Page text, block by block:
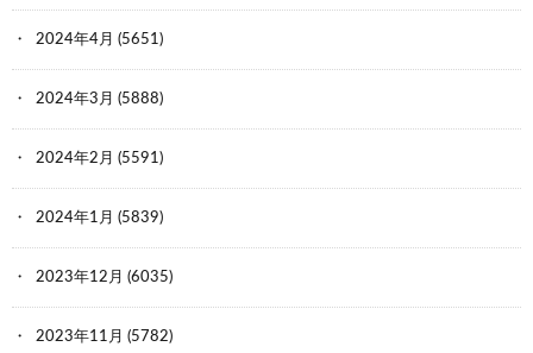
2024年4月 (5651)
2024年3月 (5888)
2024年2月 (5591)
2024年1月 (5839)
2023年12月 (6035)
2023年11月 (5782)